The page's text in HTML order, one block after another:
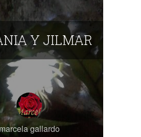
Y JILMAR
gallardo